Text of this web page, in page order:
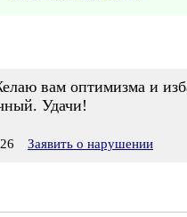
вам оптимизма и
Удачи!
Заявить о нарушении